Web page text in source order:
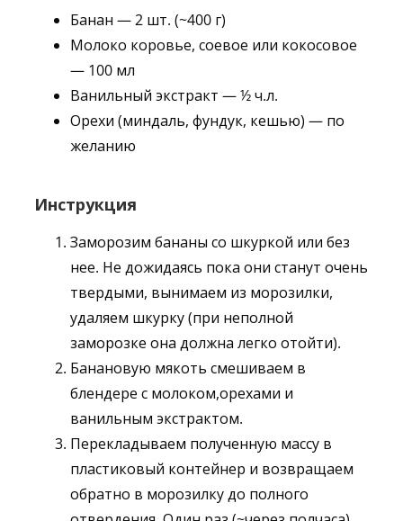
Банан — 2 шт. (~400 г)
Молоко коровье, соевое или кокосовое
— 100 мл
Ванильный экстракт — ½ ч.л.
Орехи (миндаль, фундук, кешью) — по
желанию
Инструкция
Заморозим бананы со шкуркой или без
нее. Не дожидаясь пока они станут очень
твердыми, вынимаем из морозилки,
удаляем шкурку (при неполной
заморозке она должна легко отойти).
Банановую мякоть смешиваем в
блендере с молоком,орехами и
ванильным экстрактом.
Перекладываем полученную массу в
пластиковый контейнер и возвращаем
обратно в морозилку до полного